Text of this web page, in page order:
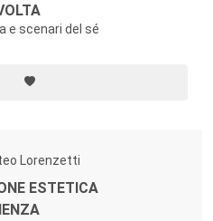
e scenari del sé
Lorenzetti
ESTETICA